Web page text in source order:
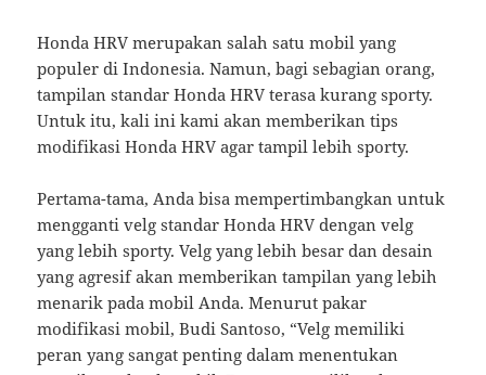
Honda HRV merupakan salah satu mobil yang
populer di Indonesia. Namun, bagi sebagian orang,
tampilan standar Honda HRV terasa kurang sporty.
Untuk itu, kali ini kami akan memberikan tips
modifikasi Honda HRV agar tampil lebih sporty.
Pertama-tama, Anda bisa mempertimbangkan untuk
mengganti velg standar Honda HRV dengan velg
yang lebih sporty. Velg yang lebih besar dan desain
yang agresif akan memberikan tampilan yang lebih
menarik pada mobil Anda. Menurut pakar
modifikasi mobil, Budi Santoso, “Velg memiliki
peran yang sangat penting dalam menentukan